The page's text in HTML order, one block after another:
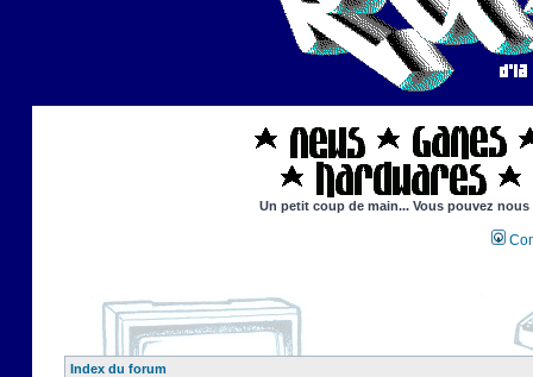
Un petit coup de main... Vous pouvez
Index du forum